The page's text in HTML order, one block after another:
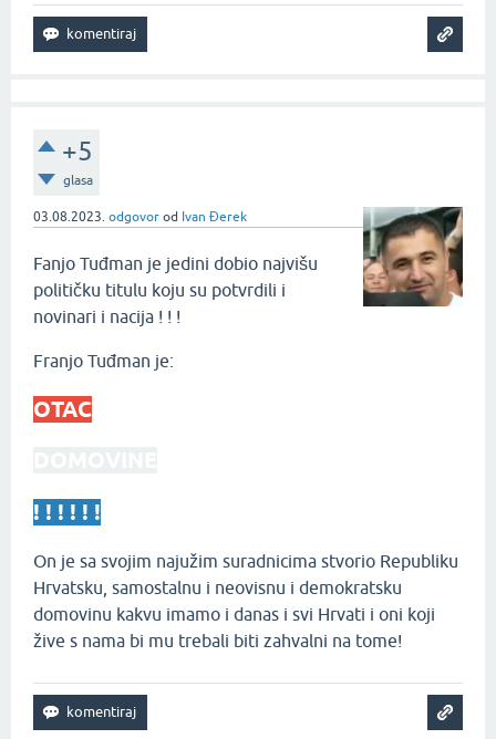
+5
glasa
03.08.2023. odgovor od Ivan Đerek
Fanjo Tuđman je jedini dobio najvišu
političku titulu koju su potvrdili i
novinari i nacija ! ! !
Franjo Tuđman je:
OTAC
! ! ! ! ! !
On je sa svojim najužim suradnicima stvorio Republiku
Hrvatsku, samostalnu i neovisnu i demokratsku
domovinu kakvu imamo i danas i svi Hrvati i oni koji
žive s nama bi mu trebali biti zahvalni na tome!